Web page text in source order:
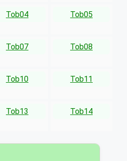
Tob04 Tob05
Tob07 Tob08
Tob10 Tob11
Tob13 Tob14